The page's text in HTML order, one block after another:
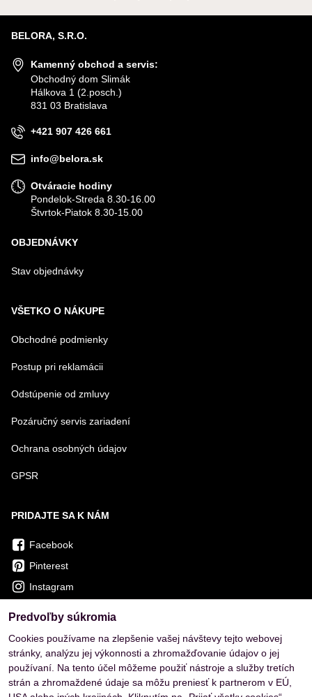
BELORA, S.R.O.
Kamenný obchod a servis:
Obchodný dom Slimák
Hálkova 1 (2.posch.)
831 03 Bratislava
+421 907 426 661
info@belora.sk
Otváracie hodiny
Pondelok-Streda 8.30-16.00
Štvrtok-Piatok 8.30-15.00
OBJEDNÁVKY
Stav objednávky
VŠETKO O NÁKUPE
Obchodné podmienky
Postup pri reklamácii
Odstúpenie od zmluvy
Pozáručný servis zariadení
Ochrana osobných údajov
GPSR
PRIDAJTE SA K NÁM
Facebook
Pinterest
Instagram
Predvoľby súkromia
Cookies používame na zlepšenie vašej návštevy tejto webovej
stránky, analýzu jej výkonnosti a zhromažďovanie údajov o jej
používaní. Na tento účel môžeme použiť nástroje a služby tretích
strán a zhromaždené údaje sa môžu preniesť k partnerom v EÚ,